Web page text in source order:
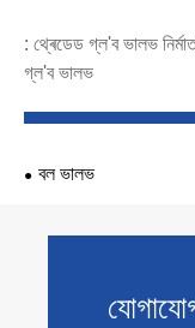
: থ্ৰেডেড গ্ল'ব ভালভ
গ্ল'ব ভালভ
বল ভালভ